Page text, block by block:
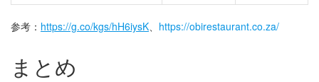
参考： https://g.co/kgs/hH6iysK、 https://obirestaurant.co.za/
まとめ